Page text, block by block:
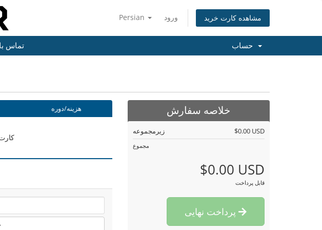
Persian ورود مشاهده کارت خرید
تماس
هزینه/دوره خلاصه سفارش
زیرمجموعه $0.00 USD
مجموع
$0.00 USD
قابل پرداخت